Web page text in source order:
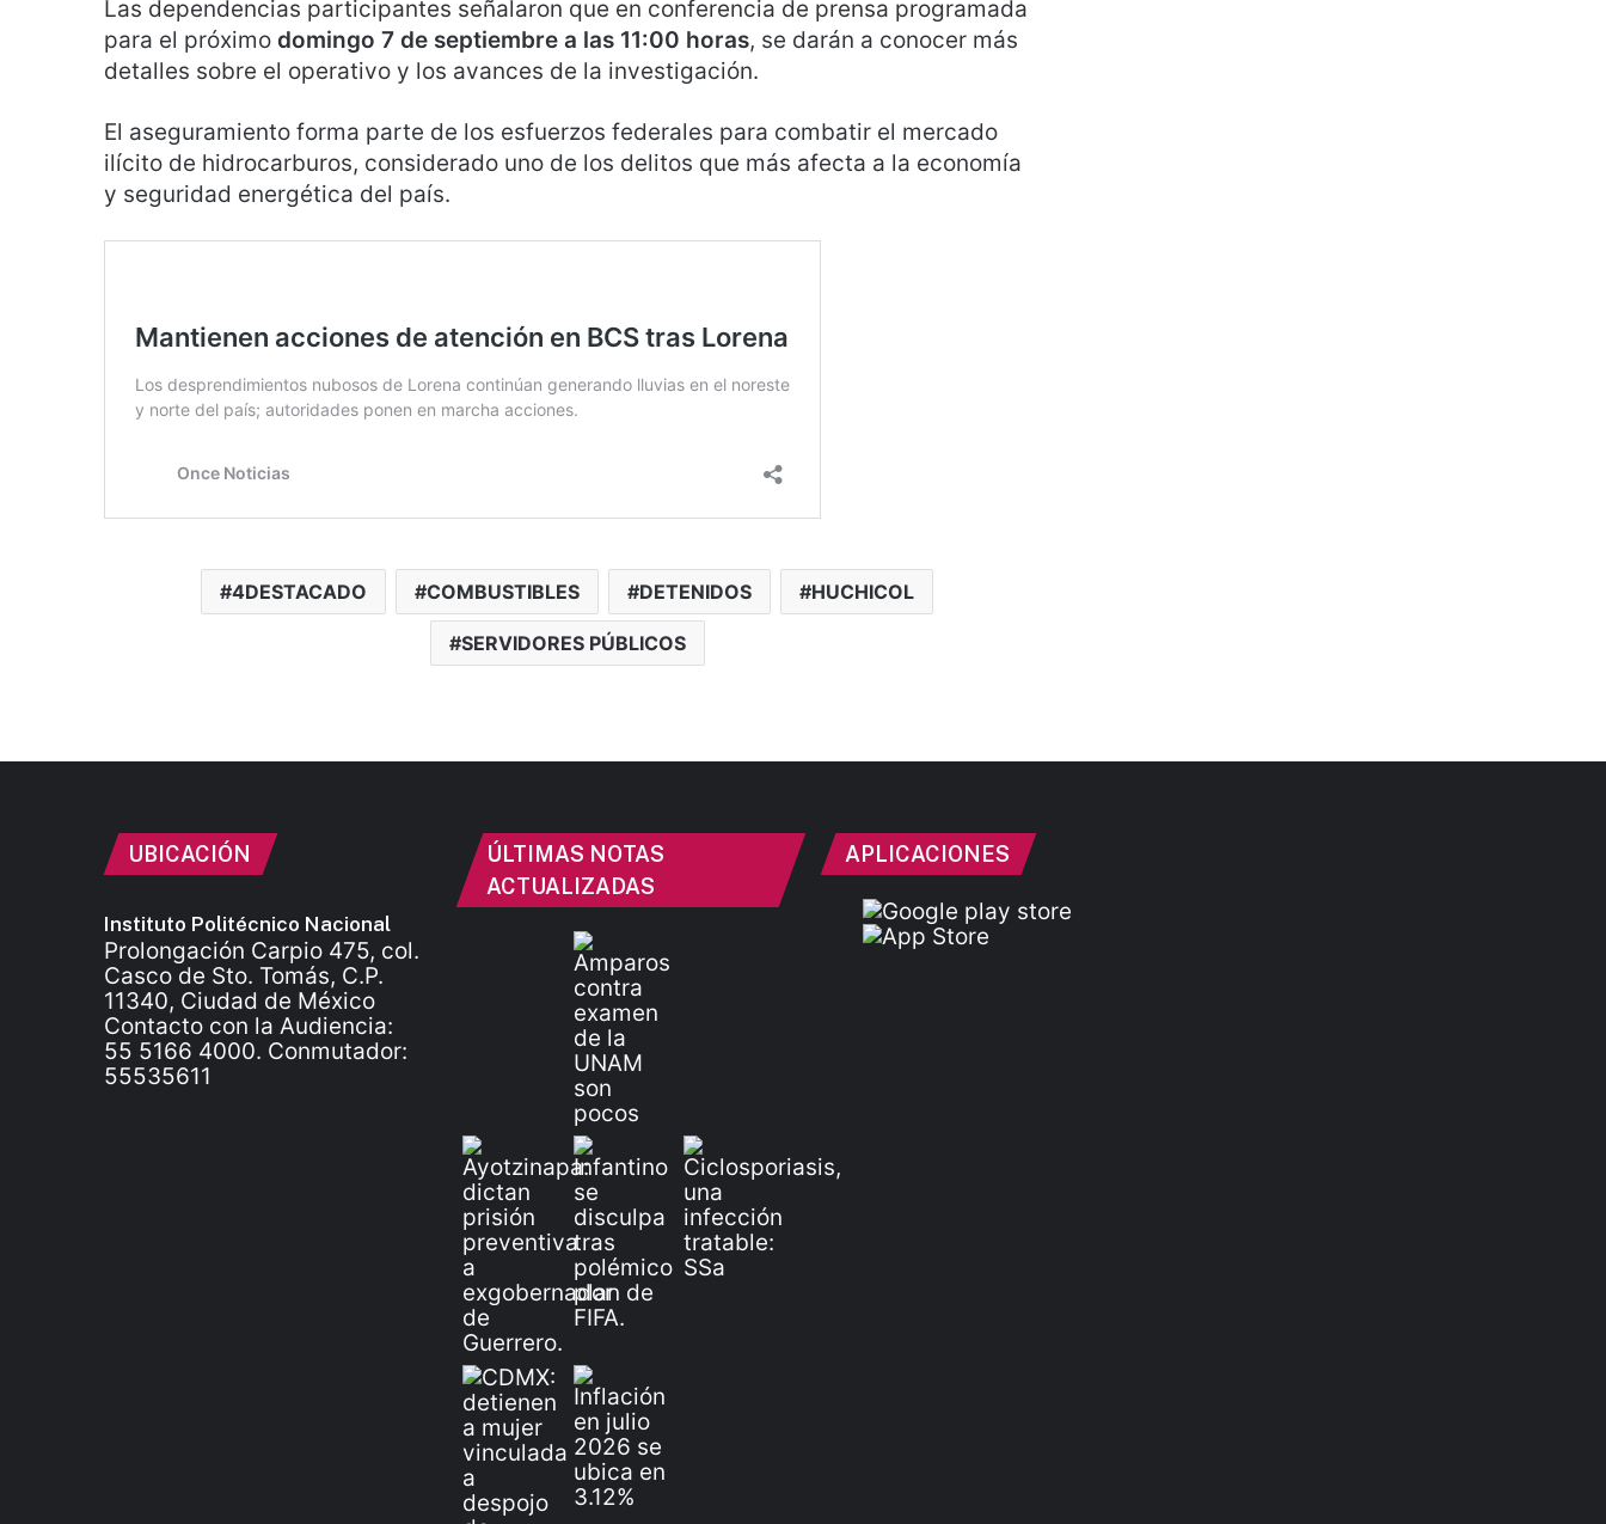
Las dependencias participantes señalaron que en conferencia de prensa programada
para el próximo domingo 7 de septiembre a las 11:00 horas, se darán a conocer más
detalles sobre el operativo y los avances de la investigación.
El aseguramiento forma parte de los esfuerzos federales para combatir el mercado
ilícito de hidrocarburos, considerado uno de los delitos que más afecta a la economía
y seguridad energética del país.
4DESTACADO COMBUSTIBLES DETENIDOS HUCHICOL
SERVIDORES PÚBLICOS
UBICACIÓN
Instituto Politécnico Nacional
Prolongación Carpio 475, col.
Casco de Sto. Tomás, C.P.
11340, Ciudad de México
Contacto con la Audiencia:
55 5166 4000. Conmutador:
55535611
ÚLTIMAS NOTAS
ACTUALIZADAS
APLICACIONES